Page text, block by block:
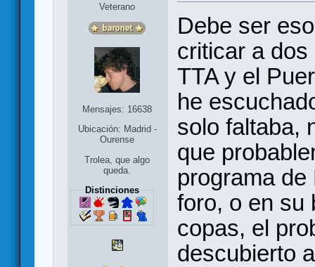
Veterano
Mensajes: 16638
Ubicación: Madrid -
Ourense
Trolea, que algo
queda.
Distinciones
Debe ser
criticar a
TTA y el
he
solo faltaba,
que
programa
foro, o en su
copas, el
descubierto